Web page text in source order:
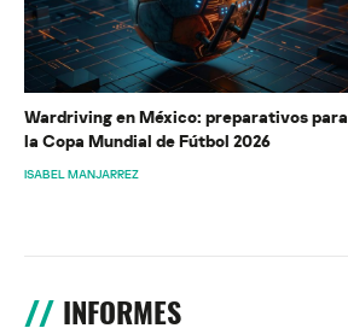
Wardriving en México: preparativos para
la Copa Mundial de Fútbol 2026
ISABEL MANJARREZ
INFORMES